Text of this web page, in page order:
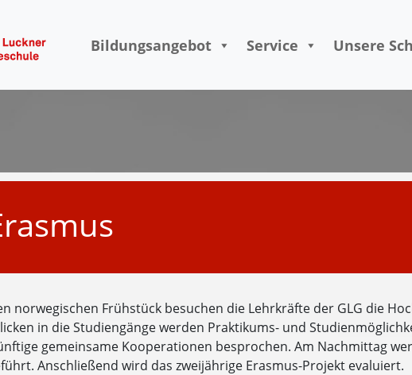
Bildungsangebot Service Unsere
norwegischen Frühstück besuchen die Lehrkräfte der GLG die
in die Studiengänge werden Praktikums- und
gemeinsame Kooperationen besprochen. Am Nachmittag
Anschließend wird das zweijährige Erasmus-Projekt evaluiert.